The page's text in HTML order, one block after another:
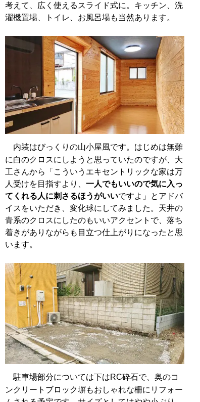
考えて、広く使えるスライド式に。キッチン、洗
濯機置場、トイレ、お風呂場も当然あります。
内装はびっくりの山小屋風です。はじめは無難
に白のクロスにしようと思っていたのですが、大
工さんから「こういうエキセントリックな家は万
人受けを目指すより、 一人でもいいので気に入っ
てくれる人に刺さるほうがいいですよ」とアドバ
イスをいただき、変化球にしてみました。天井の
青系のクロスにしたのもいいアクセントで、落ち
着きがありながらも目立つ仕上がりになったと思
います。
駐車場部分については下はRC砕石で、奥のコ
ンクリートブロック塀もおしゃれな柵にリフォー